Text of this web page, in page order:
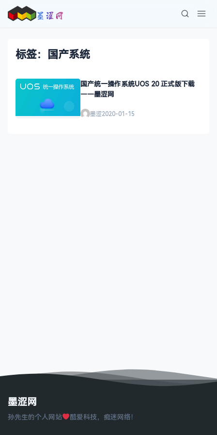
标签：国产系统
国产统一操作系统UOS 20 正式版下载
——墨涩网
墨涩2020-01-15
墨涩网
孙先生的个人网站 酷爱科技，痴迷网络！